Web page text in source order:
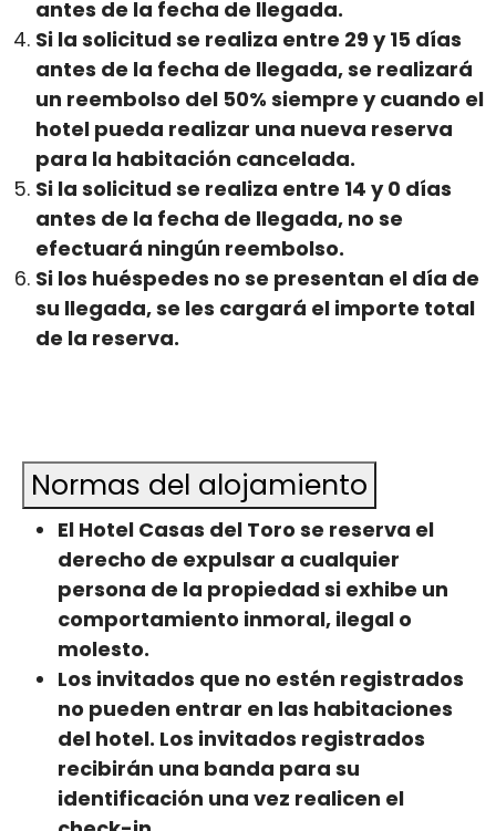
antes de la fecha de llegada.
Si la solicitud se realiza entre 29 y 15 días
antes de la fecha de llegada, se realizará
un reembolso del 50% siempre y cuando el
hotel pueda realizar una nueva reserva
para la habitación cancelada.
Si la solicitud se realiza entre 14 y 0 días
antes de la fecha de llegada, no se
efectuará ningún reembolso.
Si los huéspedes no se presentan el día de
su llegada, se les cargará el importe total
de la reserva.
Normas del alojamiento
El Hotel Casas del Toro se reserva el
derecho de expulsar a cualquier
persona de la propiedad si exhibe un
comportamiento inmoral, ilegal o
molesto.
Los invitados que no estén registrados
no pueden entrar en las habitaciones
del hotel. Los invitados registrados
recibirán una banda para su
identificación una vez realicen el